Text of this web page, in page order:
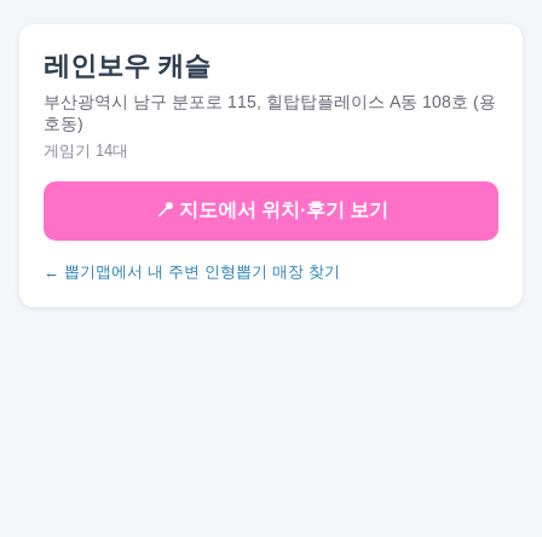
레인보우 캐슬
부산광역시 남구 분포로 115, 힐탑탑플레이스 A동 108호 (용
호동)
게임기 14대
📍 지도에서 위치·후기 보기
← 뽑기맵에서 내 주변 인형뽑기 매장 찾기